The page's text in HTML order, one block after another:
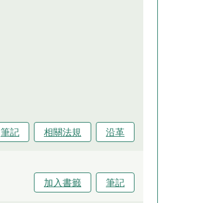
筆記 相關法規 沿革
加入書籤 筆記